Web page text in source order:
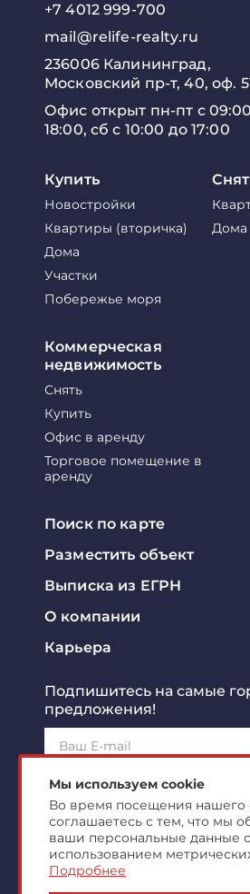
+7 4012 999-700
mail@relife-realty.ru
236006 Калининград,
Московский пр-т, 40, оф.
Офис открыт пн-пт с
18:00, сб с 10:00 до 17:00
Купить
Новостройки
Квартиры (вторичка)
Дома
Участки
Побережье моря
Дома
Коммерческая
недвижимость
Снять
Купить
Офис в аренду
Торговое помещение в
аренду
Поиск по карте
Разместить объект
Выписка из ЕГРН
О компании
Карьера
Подпишитесь на самые
предложения!
Подписаться!
Я ознакомлен сполитикой
согласен наобработку
Мы используем cookie
Во время посещения нашего
соглашаетесь с тем, что мы
ваши персональные данные с
использованием
Подробнее